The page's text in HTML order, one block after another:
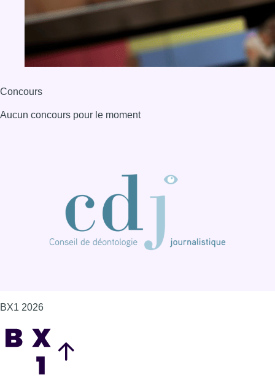
Concours
Aucun concours pour le moment
BX1 2026